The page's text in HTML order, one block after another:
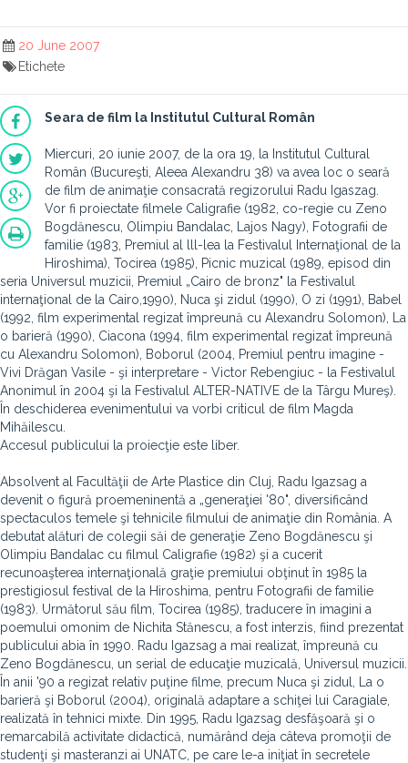
20 June 2007
Etichete
Seara de film la Institutul Cultural Român
Miercuri, 20 iunie 2007, de la ora 19, la Institutul Cultural
Român (Bucureşti, Aleea Alexandru 38) va avea loc o seară
de film de animaţie consacrată regizorului Radu Igaszag.
Vor fi proiectate filmele Caligrafie (1982, co-regie cu Zeno
Bogdănescu, Olimpiu Bandalac, Lajos Nagy), Fotografii de
familie (1983, Premiul al lll-lea la Festivalul Internaţional de la
Hiroshima), Tocirea (1985), Picnic muzical (1989, episod din
seria Universul muzicii, Premiul „Cairo de bronz" la Festivalul
internaţional de la Cairo,1990), Nuca şi zidul (1990), O zi (1991), Babel
(1992, film experimental regizat împreună cu Alexandru Solomon), La
o barieră (1990), Ciacona (1994, film experimental regizat împreună
cu Alexandru Solomon), Boborul (2004, Premiul pentru imagine -
Vivi Drăgan Vasile - şi interpretare - Victor Rebengiuc - la Festivalul
Anonimul în 2004 şi la Festivalul ALTER-NATIVE de la Târgu Mureş).
În deschiderea evenimentului va vorbi criticul de film Magda
Mihăilescu.
Accesul publicului la proiecţie este liber.
Absolvent al Facultăţii de Arte Plastice din Cluj, Radu Igazsag a
devenit o figură proemeninentă a „generaţiei '80", diversificând
spectaculos temele şi tehnicile filmului de animaţie din România. A
debutat alături de colegii săi de generaţie Zeno Bogdănescu şi
Olimpiu Bandalac cu filmul Caligrafie (1982) şi a cucerit
recunoaşterea internaţională graţie premiului obţinut în 1985 la
prestigiosul festival de la Hiroshima, pentru Fotografii de familie
(1983). Următorul său film, Tocirea (1985), traducere în imagini a
poemului omonim de Nichita Stănescu, a fost interzis, fiind prezentat
publicului abia în 1990. Radu Igazsag a mai realizat, împreună cu
Zeno Bogdănescu, un serial de educaţie muzicală, Universul muzicii.
În anii '90 a regizat relativ puţine filme, precum Nuca şi zidul, La o
barieră şi Boborul (2004), originală adaptare a schiţei lui Caragiale,
realizată în tehnici mixte. Din 1995, Radu Igazsag desfăşoară şi o
remarcabilă activitate didactică, numărând deja câteva promoţii de
studenţi şi masteranzi ai UNATC, pe care le-a iniţiat în secretele